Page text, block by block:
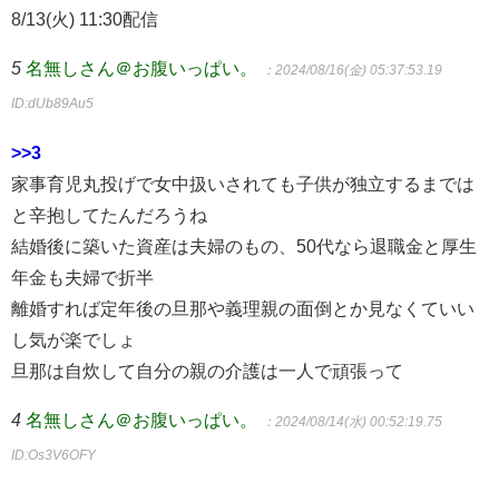
8/13(火) 11:30配信
5 名無しさん＠お腹いっぱい。 ：2024/08/16(金) 05:37:53.19
ID:dUb89Au5
>>3
家事育児丸投げで女中扱いされても子供が独立するまでは
と辛抱してたんだろうね
結婚後に築いた資産は夫婦のもの、50代なら退職金と厚生
年金も夫婦で折半
離婚すれば定年後の旦那や義理親の面倒とか見なくていい
し気が楽でしょ
旦那は自炊して自分の親の介護は一人で頑張って
4 名無しさん＠お腹いっぱい。 ：2024/08/14(水) 00:52:19.75
ID:Os3V6OFY